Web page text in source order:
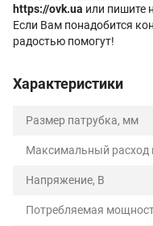
https://ovk.ua или пишите
Если Вам понадобится
радостью помогут!
Характеристики
Размер патрубка, мм
Максимальный расход
Напряжение, В
Потребляемая